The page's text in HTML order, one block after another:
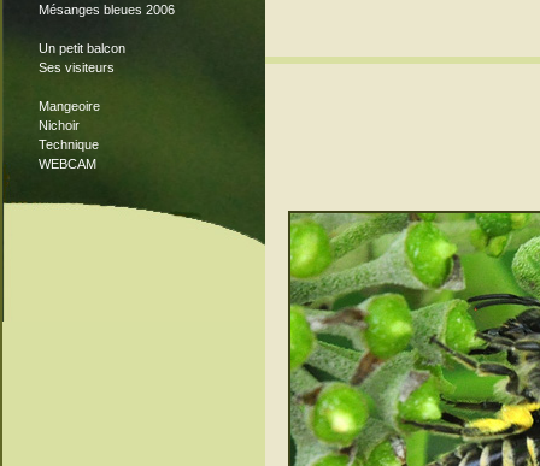
Mésanges bleues 2006
Un petit balcon
Ses visiteurs
Mangeoire
Nichoir
Technique
WEBCAM